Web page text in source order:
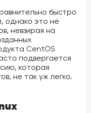
быстро
однако это не
невзирая на
CentOS
подвергается
которая
не так уж легко.